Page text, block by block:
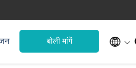
बोली मांगें 